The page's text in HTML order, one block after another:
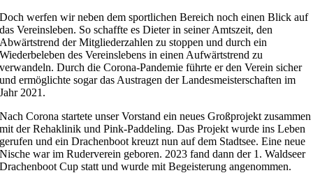
Doch werfen wir neben dem sportlichen Bereich noch einen Blick auf
das Vereinsleben. So schaffte es Dieter in seiner Amtszeit, den
Abwärtstrend der Mitgliederzahlen zu stoppen und durch ein
Wiederbeleben des Vereinslebens in einen Aufwärtstrend zu
verwandeln. Durch die Corona-Pandemie führte er den Verein sicher
und ermöglichte sogar das Austragen der Landesmeisterschaften im
Jahr 2021.
Nach Corona startete unser Vorstand ein neues Großprojekt zusammen
mit der Rehaklinik und Pink-Paddeling. Das Projekt wurde ins Leben
gerufen und ein Drachenboot kreuzt nun auf dem Stadtsee. Eine neue
Nische war im Ruderverein geboren. 2023 fand dann der 1. Waldseer
Drachenboot Cup statt und wurde mit Begeisterung angenommen.